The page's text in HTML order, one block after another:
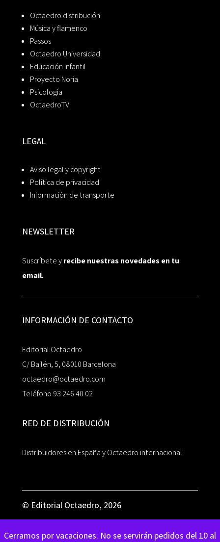
Cerramos por vacaciones. No se servirán pedidos del 10 al
Octaedro distribución
Música y flamenco
Passos
Octaedro Universidad
Educación Infantil
Proyecto Noria
Psicología
OctaedroTV
LEGAL
Aviso legal y copyright
Política de privacidad
Información de transporte
NEWSLETTER
Suscríbete yrecibe nuestras novedades en tu
email.
INFORMACIÓN DE CONTACTO
Editorial Octaedro
C/ Bailén, 5, 08010 Barcelona
octaedro@octaedro.com
Teléfono 93 246 40 02
RED DE DISTRIBUCIÓN
Distribuidores en España y Octaedro internacional
© Editorial Octaedro, 2026